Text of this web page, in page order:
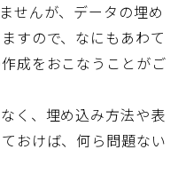
せんが、データの埋め
すので、なにもあわて
成をおこなうことがご
く、埋め込み方法や表
おけば、何ら問題ない